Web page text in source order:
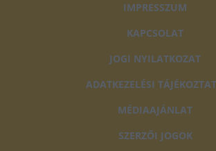
IMPRESSZUM
KAPCSOLAT
JOGI NYILATKOZAT
ADATKEZELÉSI
MÉDIAAJÁNLAT
SZERZŐI JOGOK